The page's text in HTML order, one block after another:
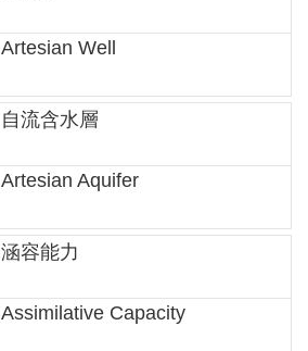
Artesian Well
自流含水層
Artesian Aquifer
涵容能力
Assimilative Capacity